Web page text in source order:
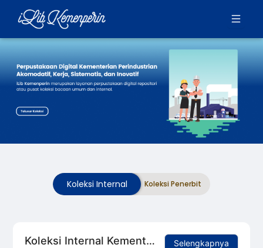
Koleksi Internal Kementerian Perindustrian Republik Indonesia Selengkapnya